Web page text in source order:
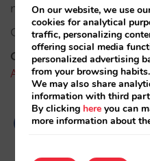
metas orientado a la
Conoce la agenda
Gratuito. Exclusivo para
AQUÍ!
On our website, we use
cookies for analytical
traffic, personalizing
offering social media
personalized advertising
from your browsing habits.
We may also share
information with third
By clicking here you can
more information about